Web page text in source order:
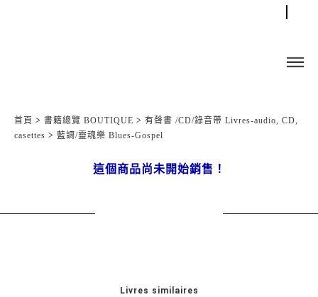
首頁 > 書籍總覽 BOUTIQUE > 有聲書 /CD/錄音帶 Livres-audio, CD,
casettes > 藍調/靈魂樂 Blues-Gospel
這個商品尚未開始銷售！
Livres similaires